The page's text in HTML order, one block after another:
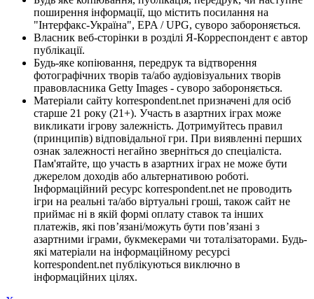
поширення інформації, що містить посилання на
"Інтерфакс-Україна", EPA / UPG, суворо забороняється.
Власник веб-сторінки в розділі Я-Корреспондент є автор
публікації.
Будь-яке копіювання, передрук та відтворення
фотографічних творів та/або аудіовізуальних творів
правовласника Getty Images - суворо забороняється.
Матеріали сайту korrespondent.net призначені для осіб
старше 21 року (21+). Участь в азартних іграх може
викликати ігрову залежність. Дотримуйтесь правил
(принципів) відповідальної гри. При виявленні перших
ознак залежності негайно зверніться до спеціаліста.
Пам'ятайте, що участь в азартних іграх не може бути
джерелом доходів або альтернативою роботі.
Інформаційний ресурс korrespondent.net не проводить
ігри на реальні та/або віртуальні гроші, також сайт не
приймає ні в якій формі оплату ставок та інших
платежів, які пов’язані/можуть бути пов’язані з
азартними іграми, букмекерами чи тоталізаторами. Будь-
які матеріали на інформаційному ресурсі
korrespondent.net публікуються виключно в
інформаційних цілях.